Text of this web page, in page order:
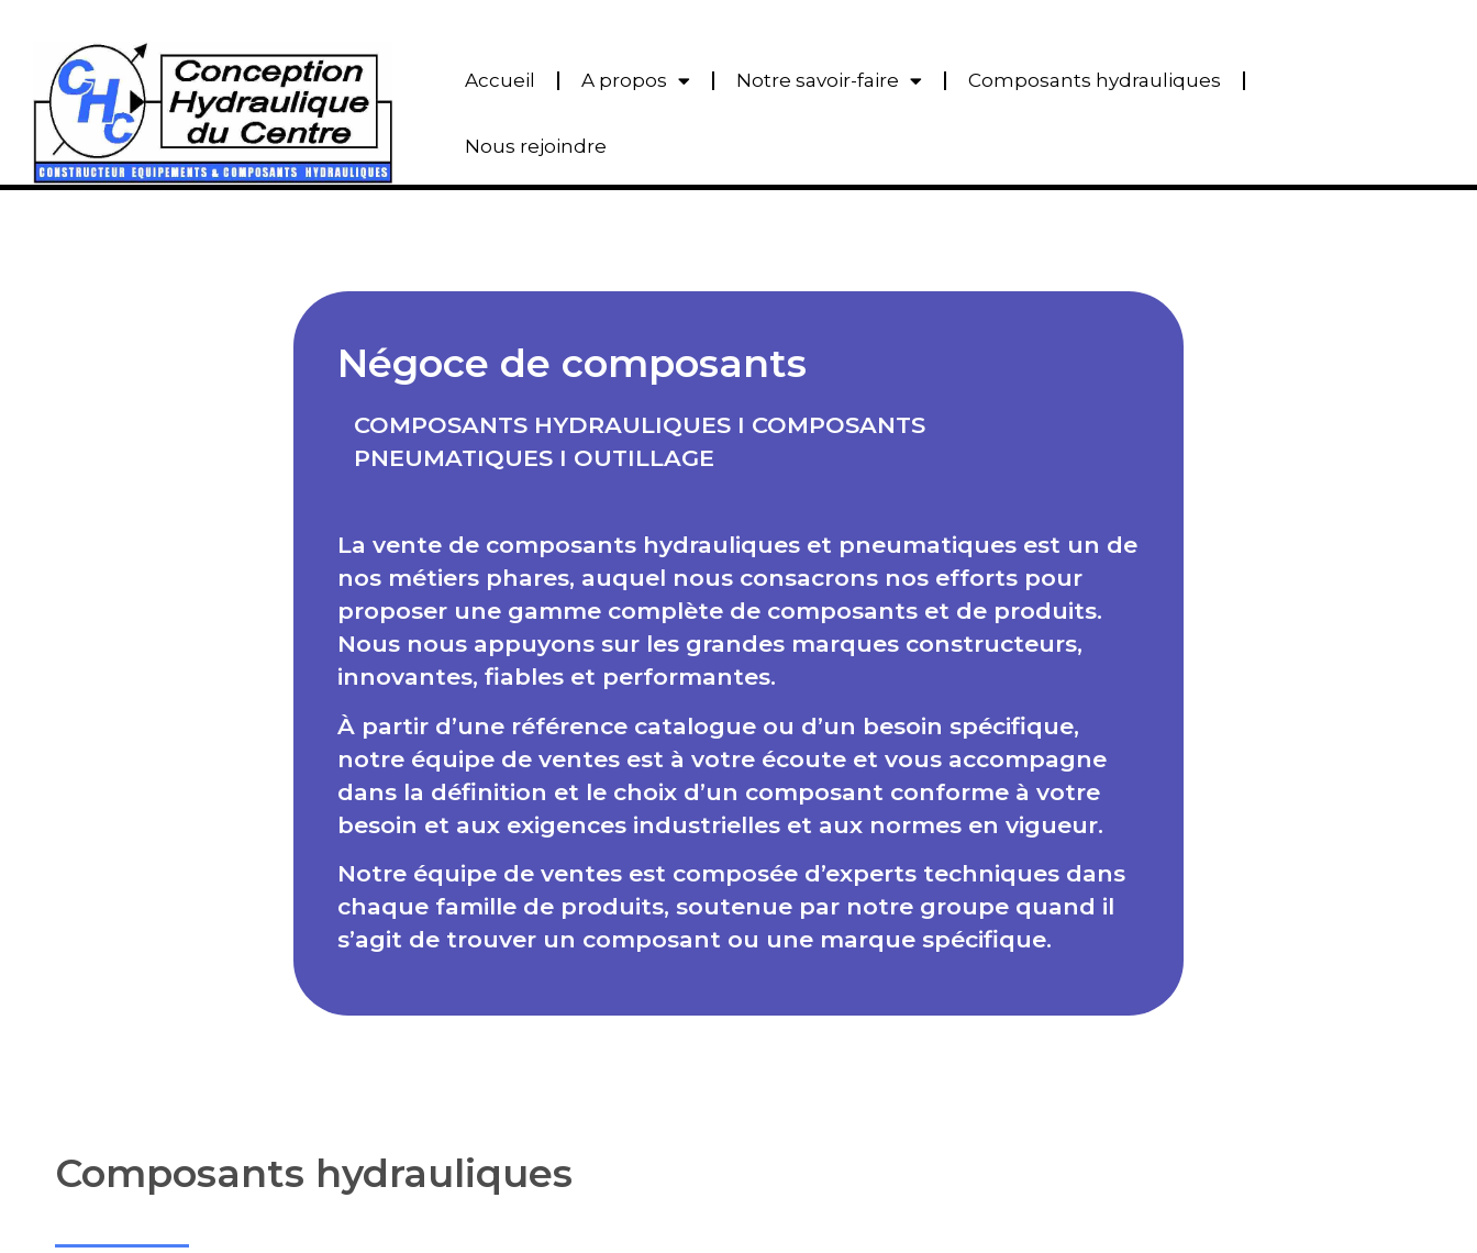
Accueil A propos Notre savoir-faire Composants hydrauliques
Nous rejoindre
Négoce de composants
COMPOSANTS HYDRAULIQUES I COMPOSANTS
PNEUMATIQUES I OUTILLAGE
La vente de composants hydrauliques et pneumatiques est un de
nos métiers phares, auquel nous consacrons nos efforts pour
proposer une gamme complète de composants et de produits.
Nous nous appuyons sur les grandes marques constructeurs,
innovantes, fiables et performantes.
À partir d’une référence catalogue ou d’un besoin spécifique,
notre équipe de ventes est à votre écoute et vous accompagne
dans la définition et le choix d’un composant conforme à votre
besoin et aux exigences industrielles et aux normes en vigueur.
Notre équipe de ventes est composée d’experts techniques dans
chaque famille de produits, soutenue par notre groupe quand il
s’agit de trouver un composant ou une marque spécifique.
Composants hydrauliques